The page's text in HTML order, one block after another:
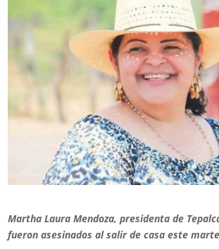
Martha Laura Mendoza, presidenta de
fueron asesinados al salir de casa este